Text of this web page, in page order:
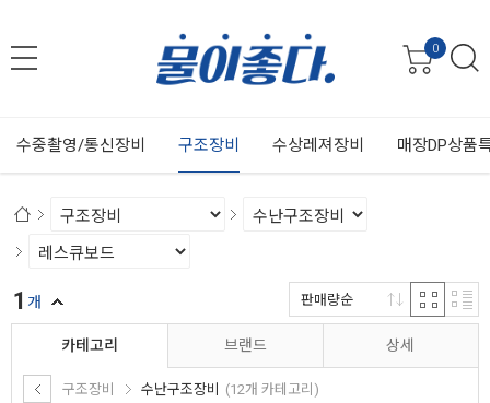
0
수중촬영/통신장비 구조장비 수상레져장비 매장DP상품
카테고리
구조장비 수난구조장비 (12개 카테고리)
브랜드 상세
1 개 판매량순